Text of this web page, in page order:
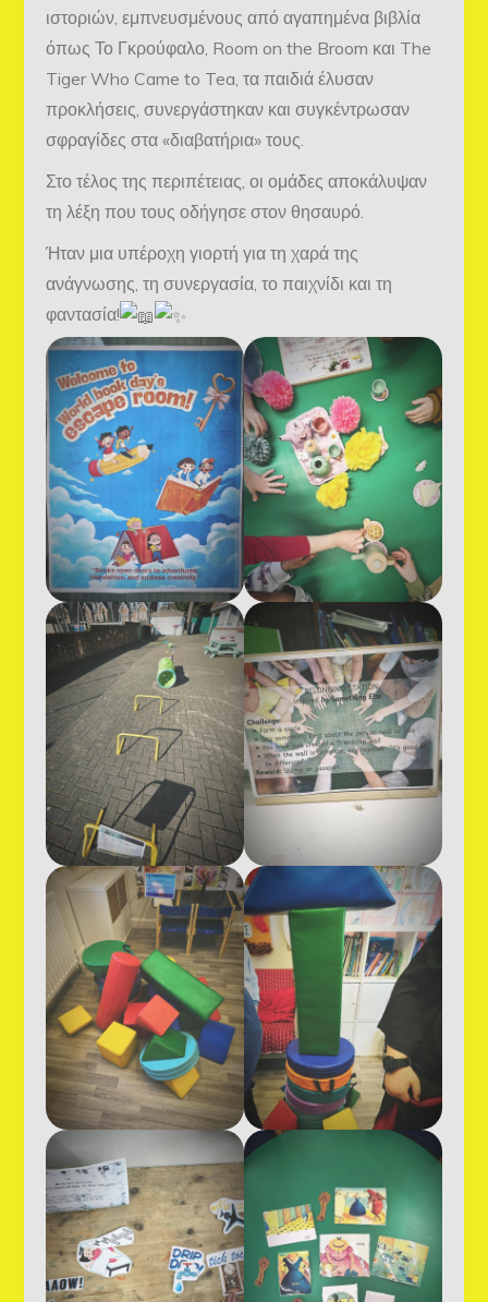
ιστοριών, εμπνευσμένους από αγαπημένα βιβλία
όπως Το Γκρούφαλο, Room on the Broom και The
Tiger Who Came to Tea, τα παιδιά έλυσαν
προκλήσεις, συνεργάστηκαν και συγκέντρωσαν
σφραγίδες στα «διαβατήρια» τους.
Στο τέλος της περιπέτειας, οι ομάδες αποκάλυψαν
τη λέξη που τους οδήγησε στον θησαυρό.
Ήταν μια υπέροχη γιορτή για τη χαρά της
ανάγνωσης, τη συνεργασία, το παιχνίδι και τη
φαντασία!